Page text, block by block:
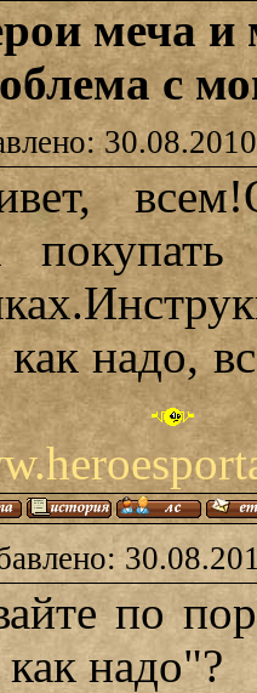
меча и
с
как надо,
по
как надо"?